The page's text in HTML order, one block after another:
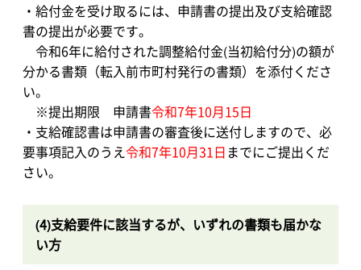
・給付金を受け取るには、申請書の提出及び支給確認
書の提出が必要です。
令和6年に給付された調整給付金(当初給付分)の額が
分かる書類（転入前市町村発行の書類）を添付くださ
い。
※提出期限 申請書令和7年10月15日
・支給確認書は申請書の審査後に送付しますので、必
要事項記入のうえ令和7年10月31日 までにご提出くだ
さい。
(4)支給要件に該当するが、いずれの書類も届かな
い方